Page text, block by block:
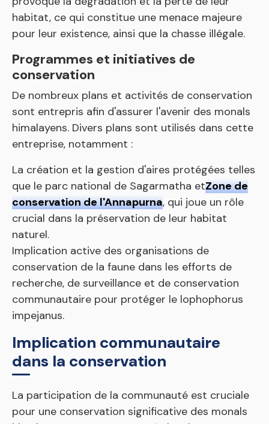
habitat, ce qui constitue une menace majeure
pour leur existence, ainsi que la chasse illégale.
Programmes et initiatives de
conservation
De nombreux plans et activités de conservation
sont entrepris afin d'assurer l'avenir des monals
himalayens. Divers plans sont utilisés dans cette
entreprise, notamment :
La création et la gestion d'aires protégées telles
que le parc national de Sagarmatha etZone de
conservation de l'Annapurna, qui joue un rôle
crucial dans la préservation de leur habitat
naturel.
Implication active des organisations de
conservation de la faune dans les efforts de
recherche, de surveillance et de conservation
communautaire pour protéger le lophophorus
impejanus.
Implication communautaire
dans la conservation
La participation de la communauté est cruciale
pour une conservation significative des monals